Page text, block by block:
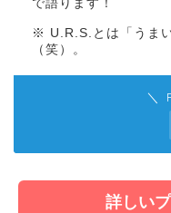
で語ります！
※ U.R.S.とは「うま
（笑）。
＼
詳しい